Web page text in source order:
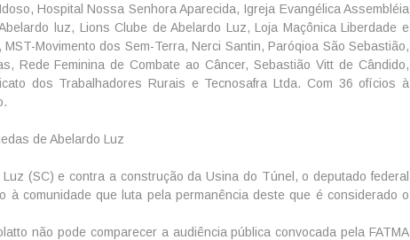
Hospital Nossa Senhora Aparecida, Igreja Evangélica Assembléia
luz, Lions Clube de Abelardo Luz, Loja Maçônica Liberdade e
Movimento dos Sem-Terra, Nerci Santin, Paróqioa São Sebastião,
Rede Feminina de Combate ao Câncer, Sebastião Vitt de Cândido,
dos Trabalhadores Rurais e Tecnosafra Ltda. Com 36 ofícios à
de Abelardo Luz
(SC) e contra a construção da Usina do Túnel, o deputado federal
à comunidade que luta pela permanência deste que é considerado o
não pode comparecer a audiência pública convocada pela FATMA